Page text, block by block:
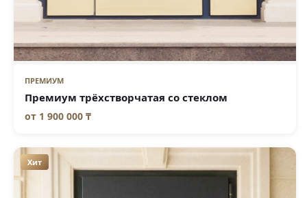
ПРЕМИУМ
Премиум трёхстворчатая со стеклом
от 1 900 000 ₸
Хит